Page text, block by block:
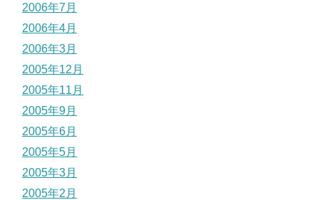
2006年7月
2006年4月
2006年3月
2005年12月
2005年11月
2005年9月
2005年6月
2005年5月
2005年3月
2005年2月